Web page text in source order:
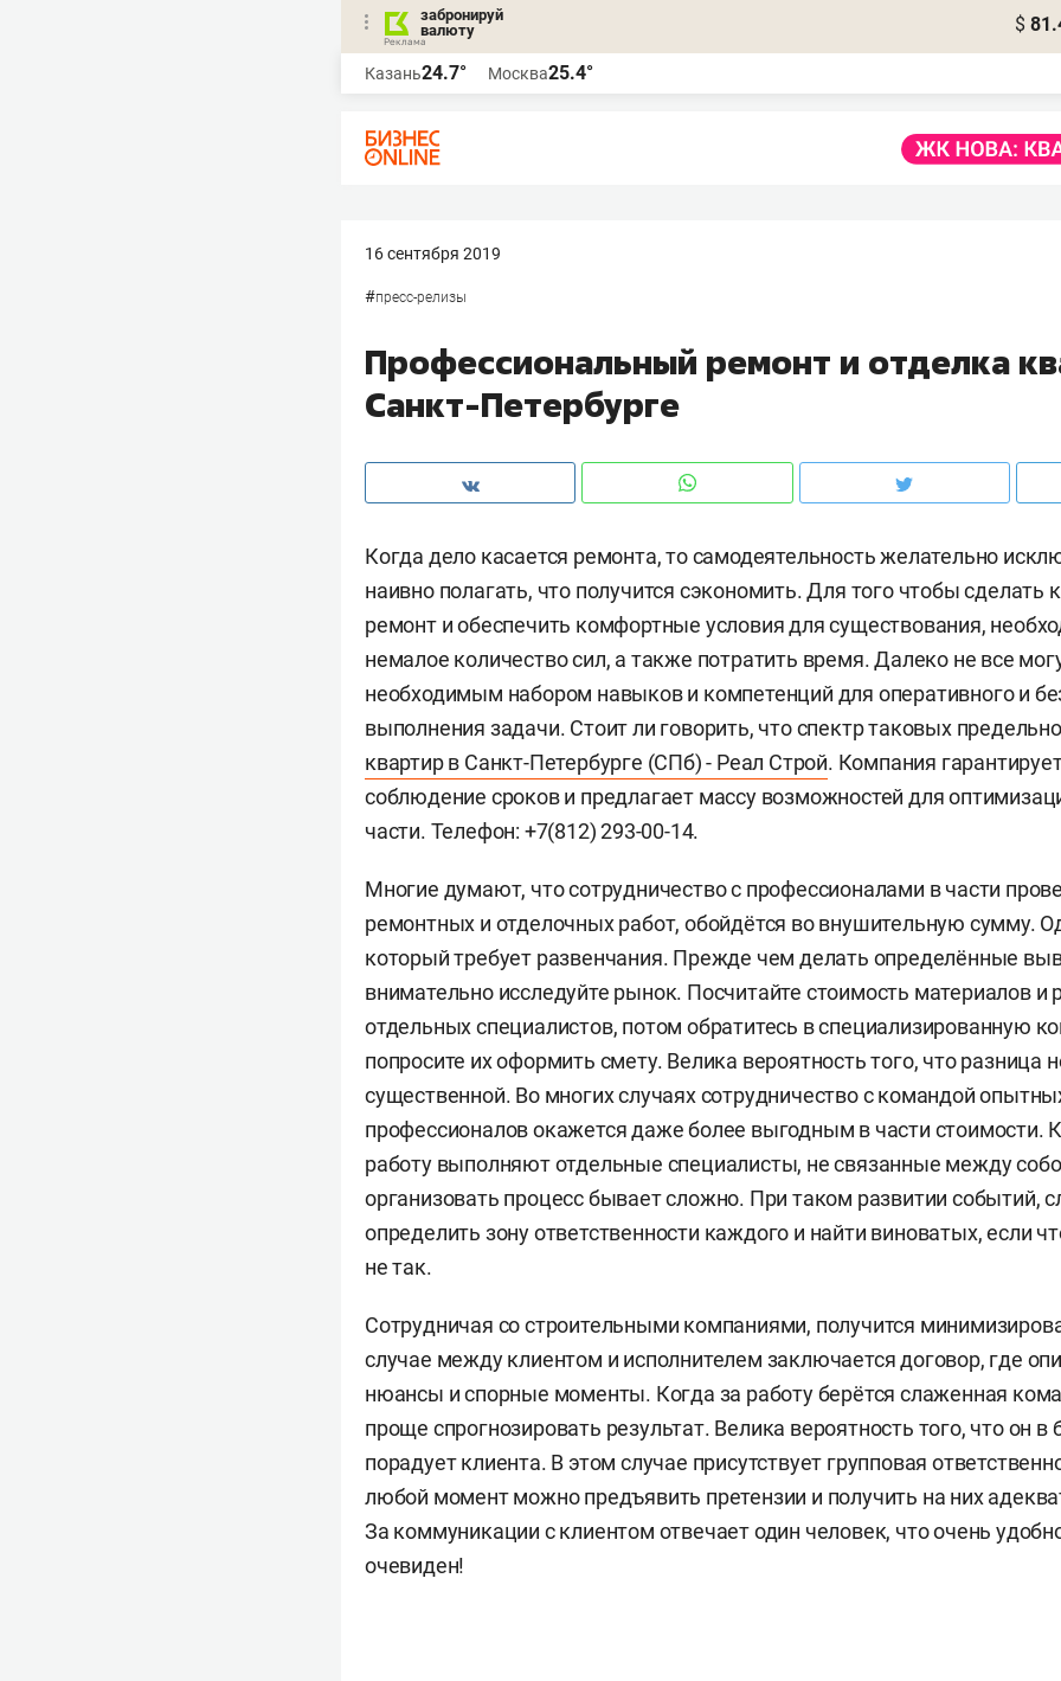
забронируй
валюту
$
Казань24.7° Москва25.4°
16 сентября 2019
#пресс-релизы
Профессиональный ремонт и отделка
Санкт-Петербурге
Когда дело касается ремонта, то самодеятельность желательно
наивно полагать, что получится сэкономить. Для того чтобы сделать
ремонт и обеспечить комфортные условия для существования,
немалое количество сил, а также потратить время. Далеко не все
необходимым набором навыков и компетенций для оперативного и
выполнения задачи. Стоит ли говорить, что спектр таковых
квартир в Санкт-Петербурге (СПб) - Реал Строй. Компания
соблюдение сроков и предлагает массу возможностей для
части. Телефон: +7(812) 293-00-14.
Многие думают, что сотрудничество с профессионалами в части
ремонтных и отделочных работ, обойдётся во внушительную сумму.
который требует развенчания. Прежде чем делать определённые
внимательно исследуйте рынок. Посчитайте стоимость материалов и
отдельных специалистов, потом обратитесь в специализированную
попросите их оформить смету. Велика вероятность того, что разница
существенной. Во многих случаях сотрудничество с командой
профессионалов окажется даже более выгодным в части стоимости.
работу выполняют отдельные специалисты, не связанные между
организовать процесс бывает сложно. При таком развитии событий,
определить зону ответственности каждого и найти виноватых, если
не так.
Сотрудничая со строительными компаниями, получится
случае между клиентом и исполнителем заключается договор, где
нюансы и спорные моменты. Когда за работу берётся слаженная
проще спрогнозировать результат. Велика вероятность того, что он в
порадует клиента. В этом случае присутствует групповая
любой момент можно предъявить претензии и получить на них
За коммуникации с клиентом отвечает один человек, что очень
очевиден!